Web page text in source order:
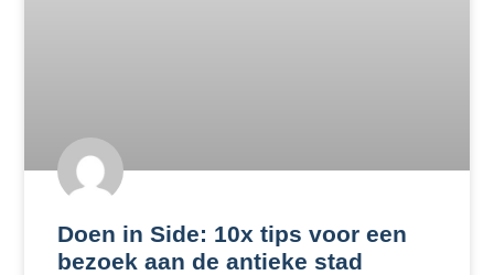
Doen in Side: 10x tips voor een
bezoek aan de antieke stad